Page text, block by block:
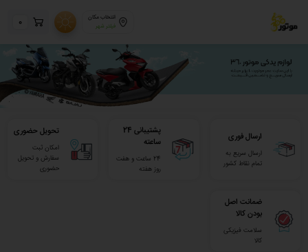
انتخاب مکان
فیلتر شهر
0
ارسال فوری
ارسال سریع به
تمام نقاط کشور
پشتیبانی 24
ساعته
24 ساعت و هفت
روز هفته
تحویل حضوری
امکان ثبت
سفارش و تحویل
حضوری
ضمانت اصل
بودن کالا
سلامت فیزیکی
کالا